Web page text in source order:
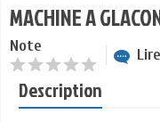
MACHINE A
Note
Description